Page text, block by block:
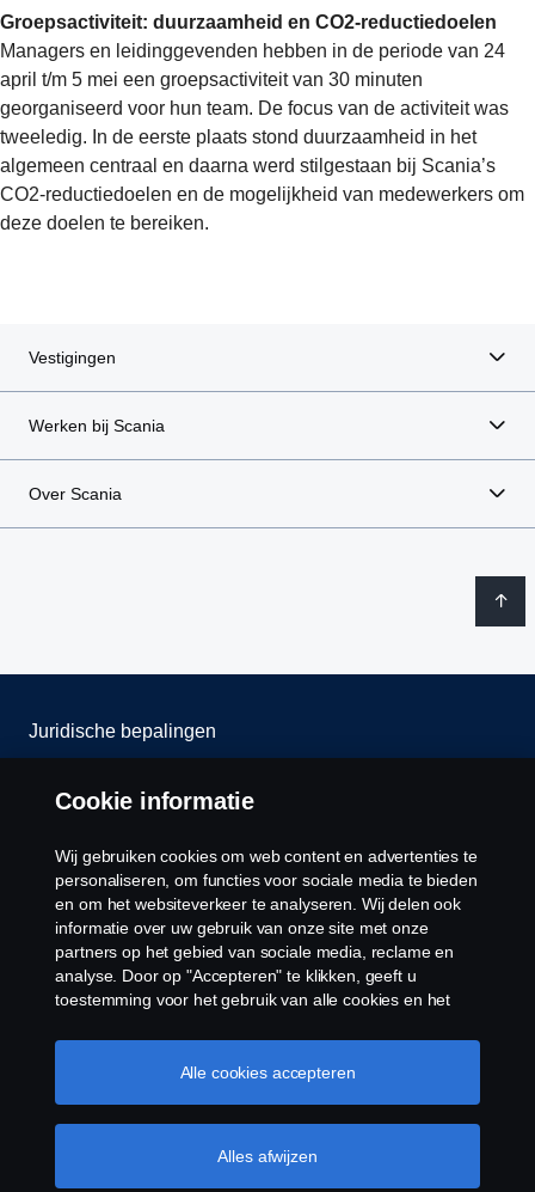
Groepsactiviteit: duurzaamheid en CO2-reductiedoelen
Managers en leidinggevenden hebben in de periode van 24
april t/m 5 mei een groepsactiviteit van 30 minuten
georganiseerd voor hun team. De focus van de activiteit was
tweeledig. In de eerste plaats stond duurzaamheid in het
algemeen centraal en daarna werd stilgestaan bij Scania’s
CO2-reductiedoelen en de mogelijkheid van medewerkers om
deze doelen te bereiken.
Vestigingen
Werken bij Scania
Over Scania
Juridische bepalingen
Privacy verklaring
Contact
Cookie policy
Cookie instellingen
© Copyright Scania 2025 Alle Rechten
Voorbehouden. Scania Production B.V., Tel:
Cookie informatie
Wij gebruiken cookies om web content en advertenties te
personaliseren, om functies voor sociale media te bieden
en om het websiteverkeer te analyseren. Wij delen ook
informatie over uw gebruik van onze site met onze
partners op het gebied van sociale media, reclame en
analyse. Door op "Accepteren" te klikken, geeft u
toestemming voor het gebruik van alle cookies en het
door op "Cookie Instellingen" te klikken en de
categorieën te selecteren die u wilt accepteren. Voor een
Cookie beleid
Alles afwijzen
Alle cookies accepteren